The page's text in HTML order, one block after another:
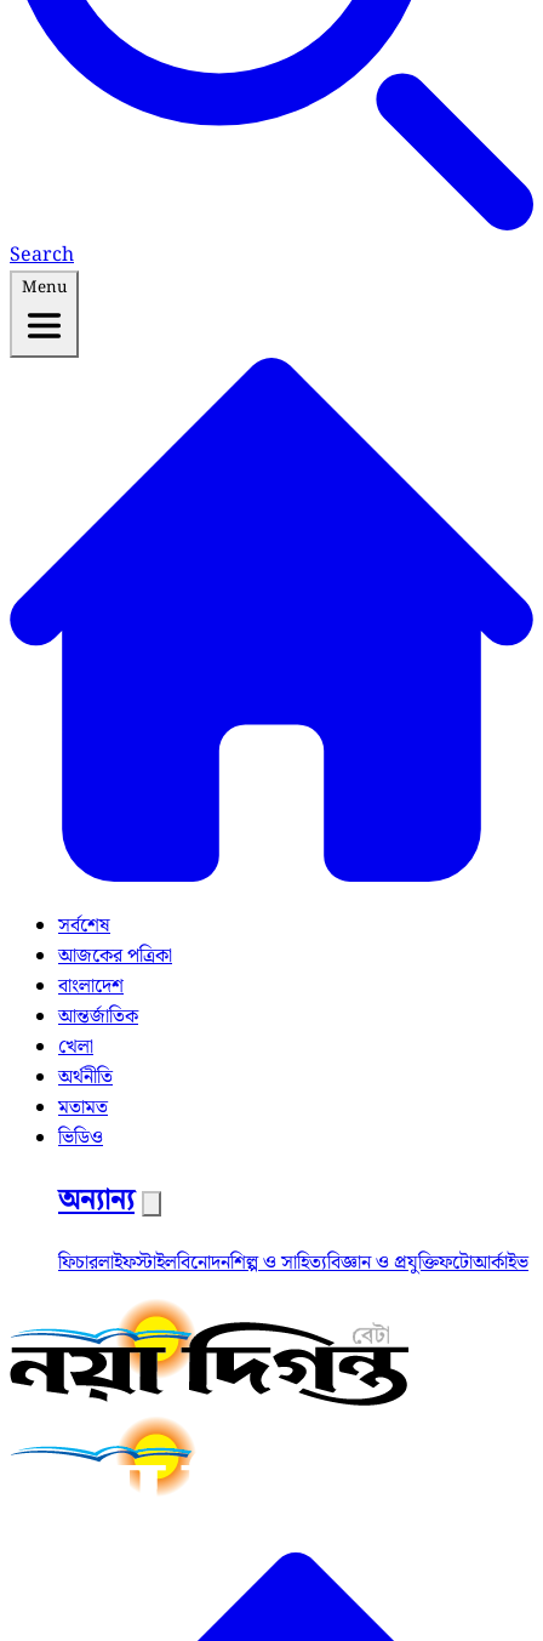
Search
Menu
সর্বশেষ
আজকের পত্রিকা
বাংলাদেশ
আন্তর্জাতিক
খেলা
অর্থনীতি
মতামত
ভিডিও
অন্যান্য
ফিচারলাইফস্টাইলবিনোদনশিল্প ও সাহিত্যবিজ্ঞান ও প্রযুক্তিফটোআর্কাইভ